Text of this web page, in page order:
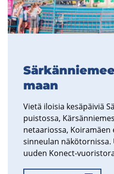
maan
Vietä iloi­sia ke­sä­päi­viä
puis­tos­sa,
ne­taa­rios­sa,
sin­neu­lan nä­kö­tor­nis­sa.
uuden Konect-​